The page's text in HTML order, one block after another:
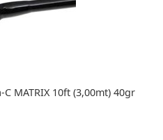
MATRIX 10ft (3,00mt) 40gr